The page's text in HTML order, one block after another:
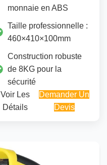
monnaie en ABS
Taille professionnelle :
460×410×100mm
Construction robuste
de 8KG pour la
sécurité
Voir Les
Détails
Demander Un
Devis